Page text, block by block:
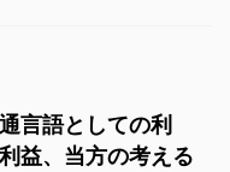
言語としての利
益、当方の考える